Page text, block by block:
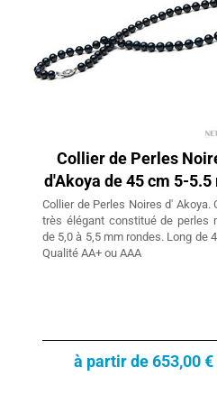
Collier de Perles
d'Akoya de 45 cm 5-5.5
Collier de Perles Noires d' Akoya.
très élégant constitué de perles
de 5,0 à 5,5 mm rondes. Long de
Qualité AA+ ou AAA
à partir de 653,00 €
de Tahiti qualité AA+ ou
mm, chaine 42/45 cm